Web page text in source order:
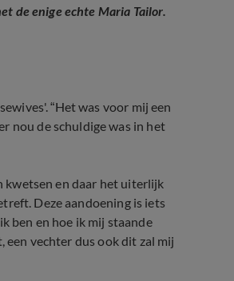
de enige echte Maria Tailor.
“Het was voor mij een
nou de schuldige was in het
kwetsen en daar het uiterlijk
Deze aandoening is iets
ben en hoe ik mij staande
vechter dus ook dit zal mij